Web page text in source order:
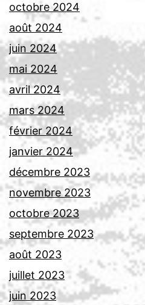
octobre 2024
août 2024
juin 2024
mai 2024
avril 2024
mars 2024
février 2024
janvier 2024
décembre 2023
novembre 2023
octobre 2023
septembre 2023
août 2023
juillet 2023
juin 2023